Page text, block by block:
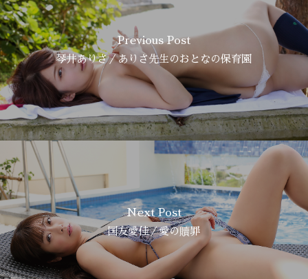
Previous Post
琴井ありさ／ありさ先生のおとなの保育園
Next Post
国友愛佳／愛の贖罪